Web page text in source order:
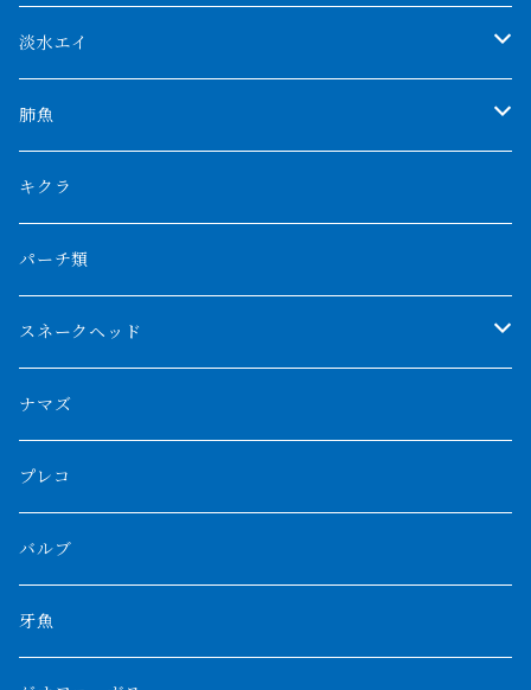
AGUS スーパーレッドF4
特殊アロワナ
厳選 過背金龍
フルゴールデンクロスバック
ブルーベースクロスバック
BILLY-KENオリジナルブランド紅龍
チョッパーレッド
ブルレッド
その他アジアアロワナ
特殊個体
紅龍
シルバーアロワナ
ブラックアロワナ
ノーザンバラムンディ
その他アロワナ
特殊ダトニオ
ダトニオプラスワン
リアルバンド
フォークバンド
フォーバータイガー
メニーバータイガー
ニューギニアダトニオ
モンスターポリプ
特殊ポリプ
プラチナ個体
ショート個体
ハイブリッドポリプ
エンドリケリー
ギニア
ナイジェリア
ナイルビチャー
ナポレオンビチャー
バロ川
ビキールビキール
トゥルカナ湖
オモ川
タンガニーカビチャー
アンソルギー
コウロントン
淡水エイ
シナガワダイヤ
ダイヤモンドポルカ
クロコダイル
その他淡水エイ
肺魚
ネオケラ
その他肺魚
キクラ
パーチ類
スネークヘッド
チャンナバルカ
大型スネークヘッド
中型スネークヘッド
小型スネークヘッド
ナマズ
プレコ
バルブ
牙魚